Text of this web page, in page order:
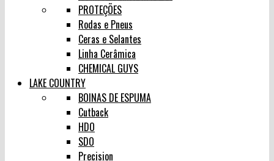
PROTEÇÕES
Rodas e Pneus
Ceras e Selantes
Linha Cerâmica
CHEMICAL GUYS
LAKE COUNTRY
BOINAS DE ESPUMA
Cutback
HDO
SDO
Precision